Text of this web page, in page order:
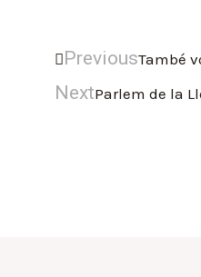
PreviousTambé
NextParlem de la